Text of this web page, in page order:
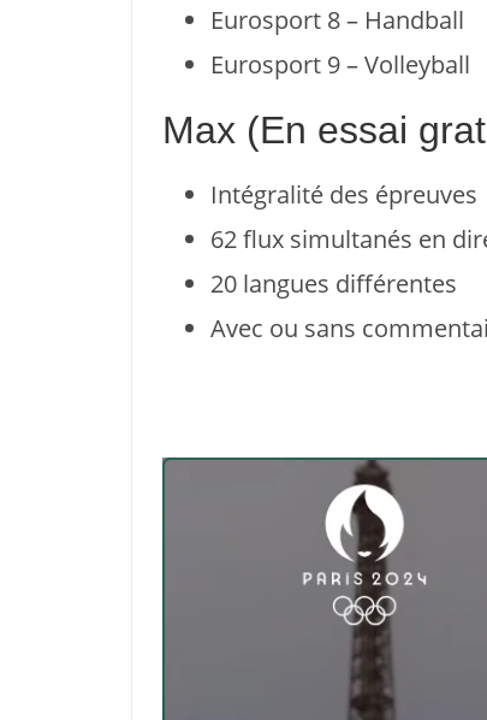
Eurosport 8 – Handball
Eurosport 9 – Volleyball
Max (En essai
Intégralité des épreuves
62 flux simultanés en
20 langues différentes
Avec ou sans